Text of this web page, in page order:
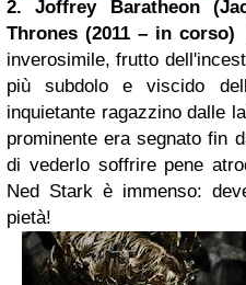
2. Joffrey Baratheon
Thrones (2011 – in corso)
inverosimile, frutto
più subdolo e viscido
inquietante ragazzino dalle
prominente era segnato fin
di vederlo soffrire pene
Ned Stark è immenso:
pietà!